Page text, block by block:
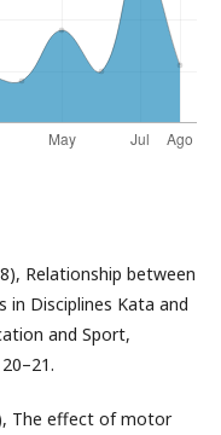
Relationship between
in Disciplines Kata and
and Sport,
The effect of motor